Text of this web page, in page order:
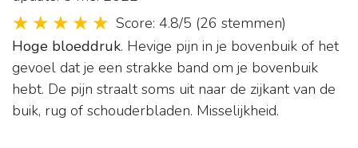
Score: 4.8/5 (26 stemmen)
Hoge bloeddruk. Hevige pijn in je bovenbuik of het
gevoel dat je een strakke band om je bovenbuik
hebt. De pijn straalt soms uit naar de zijkant van de
buik, rug of schouderbladen. Misselijkheid.